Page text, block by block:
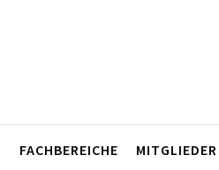
FACHBEREICHE MITGLIEDER